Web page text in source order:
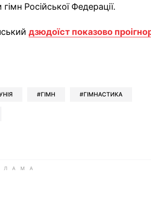
Російської Федерації.
дзюдоїст показово
LinkedIn
ГІМН ГІМНАСТИКА
news